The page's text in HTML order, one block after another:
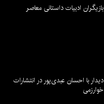
بازیگران ادبیات داستانی معاصر
دیدار با احسان عبدی‌پور در انتشارات
خوارزمی